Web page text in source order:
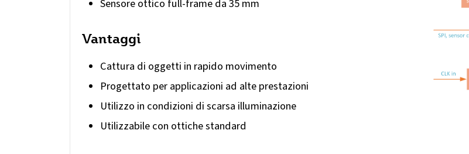
Sensore ottico full-frame da 35 mm
Vantaggi
Cattura di oggetti in rapido movimento
Progettato per applicazioni ad alte prestazioni
Utilizzo in condizioni di scarsa illuminazione
Utilizzabile con ottiche standard